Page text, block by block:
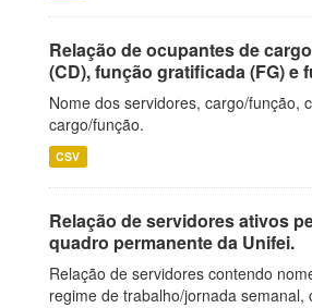
Relação de ocupantes de
(CD), função gratificada (FG) e
Nome dos servidores, cargo/função,
cargo/função.
CSV
Relação de servidores ativos
quadro permanente da Unifei.
Relação de servidores contendo
regime de trabalho/jornada semanal,